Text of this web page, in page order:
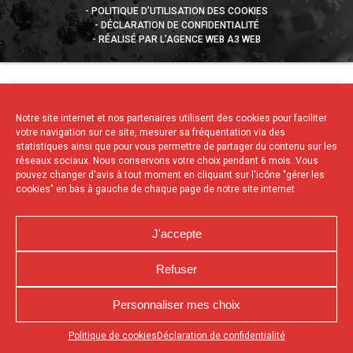
Notre site internet et nos partenaires utilisent des cookies pour faciliter
votre navigation sur ce site, mesurer sa fréquentation via des
statistiques ainsi que pour vous permettre de partager du contenu sur les
réseaux sociaux. Nous conservons votre choix pendant 6 mois. Vous
pouvez changer d'avis à tout moment en cliquant sur l'icône "gérer les
cookies" en bas à gauche de chaque page de notre site internet.
J'accepte
Refuser
Personnaliser mes choix
Politique de cookies Déclaration de confidentialité
Appuyez sur le bouton partager en bas de votre
POLITIQUE D’UTILISATION DES COOKIES
DÉCLARATION DE CONFIDENTIALITÉ
RÉALISÉ PAR L’AGENCE WEB A3 WEB